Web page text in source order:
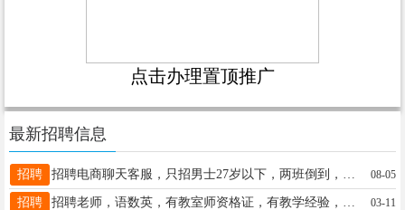
点击办理置顶推广
最新招聘信息
招聘 08-05
招聘 03-11